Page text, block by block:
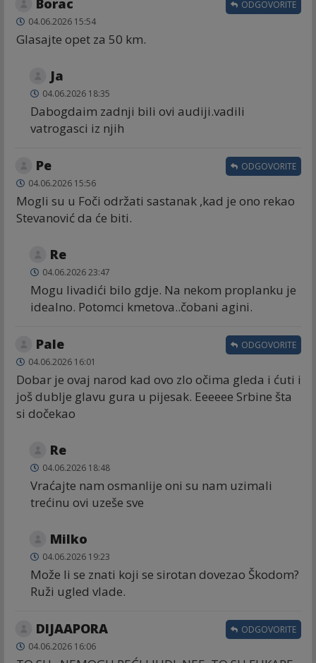
Borac
04.06.2026 15:54
Glasajte opet za 50 km.
ODGOVORITE
Ja
04.06.2026 18:35
Dabogdaim zadnji bili ovi audiji.vadili
vatrogasci iz njih
Ре
04.06.2026 15:56
Mogli su u Foči održati sastanak ,kad je ono rekao
Stevanović da će biti.
ODGOVORITE
Re
04.06.2026 23:47
Mogu livadići bilo gdje. Na nekom proplanku je
idealno. Potomci kmetova..čobani agini.
Pale
04.06.2026 16:01
Dobar je ovaj narod kad ovo zlo očima gleda i ćuti i
još dublje glavu gura u pijesak. Eeeeee Srbine šta
si dočekao
ODGOVORITE
Re
04.06.2026 18:48
Vraćajte nam osmanlije oni su nam uzimali
trećinu ovi uzeše sve
Milko
04.06.2026 19:23
Može li se znati koji se sirotan dovezao Škodom?
Ruži ugled vlade.
DIJAAPORA
04.06.2026 16:06
ODGOVORITE